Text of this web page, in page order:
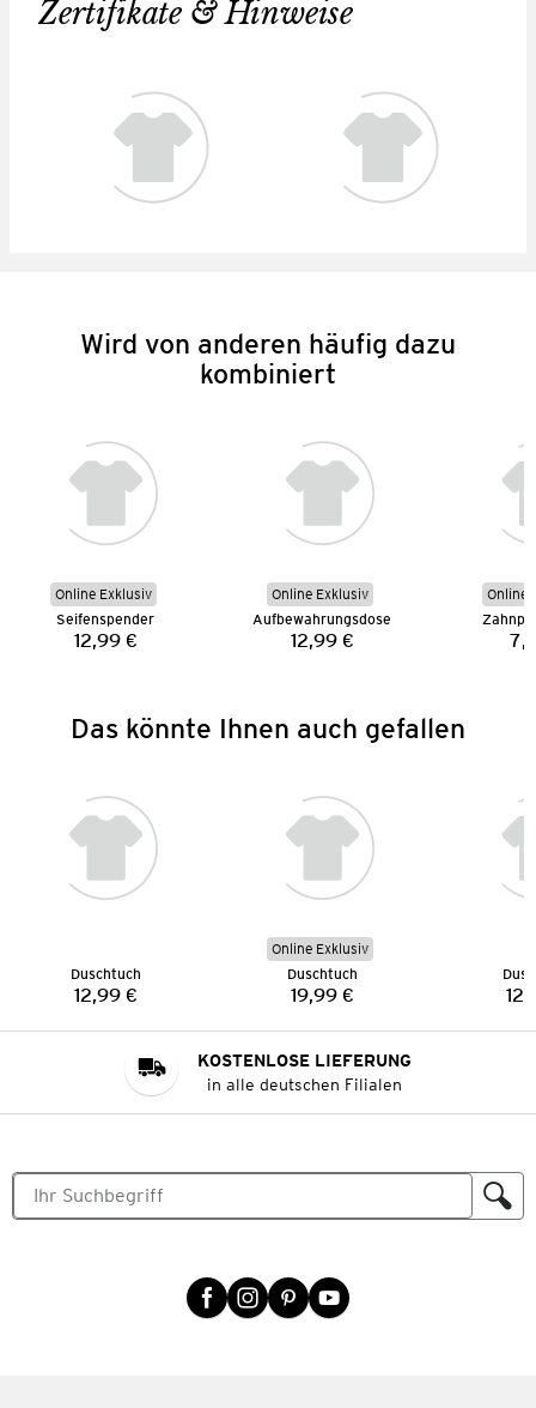
Zertifikate & Hinweise
Wird von anderen häufig dazu
kombiniert
Online Exklusiv
Seifenspender
Preis:
12,99 €
Online Exklusiv
Aufbewahrungsdose
Preis:
12,99 €
Online
Das könnte Ihnen auch gefallen
Duschtuch
Preis:
12,99 €
Online Exklusiv
Duschtuch
Preis:
19,99 €
KOSTENLOSE LIEFERUNG
in alle deutschen Filialen